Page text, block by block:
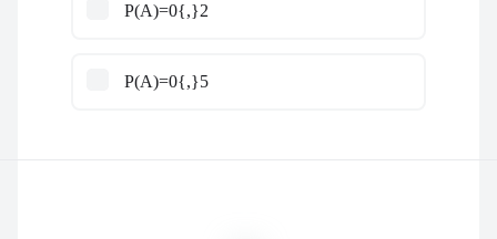
P(A)=0{,}2
P(A)=0{,}5